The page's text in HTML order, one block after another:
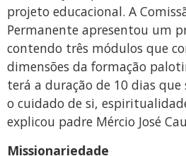
projeto educacional. A
Permanente apresentou um
contendo três módulos que
dimensões da formação
terá a duração de 10 dias que
o cuidado de si,
explicou padre Mércio José
Missionariedade